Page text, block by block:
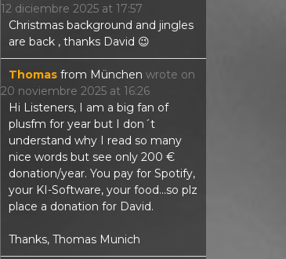
12 diciembre 2025 at 17:57
Christmas background and jingles
are back , thanks David 😉
Thomas from München wrote on
20 noviembre 2025 at 16:26
Hi Listeners, I am a big fan of
plusfm for year but I don´t
understand why I read so many
nice words but see only 200 €
donation/year. You pay for Spotify,
your KI-Software, your food...so plz
place a donation for David.
Thanks, Thomas Munich